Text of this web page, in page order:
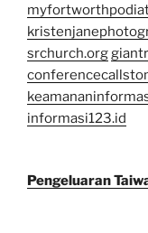
srchurch.org
informasi123.id
Pengeluaran